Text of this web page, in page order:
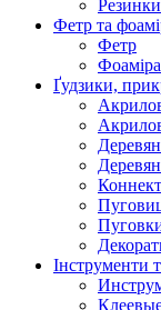
Резинки
Фетр та
Фетр
Ґудзики,
Інструменти